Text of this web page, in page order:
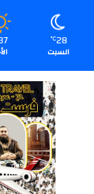
28
℃
السبت